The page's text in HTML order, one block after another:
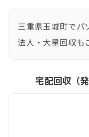
三重県玉城町でパ
法人・大量回収も
宅配回収（